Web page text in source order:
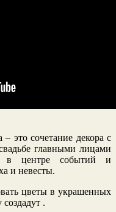
это сочетание декора с
главными лицами
в центре событий и
и невесты.
цветы в украшенных
.